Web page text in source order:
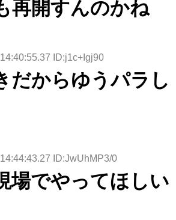
【くりぃむ
ナンタラ】
ィット 東
京ドーム公
んと再会し
た結果･･･
再開すんのかね
ID:j1c+Igj90
だからゆうパラし
ID:JwUhMP3/0
場でやってほしい